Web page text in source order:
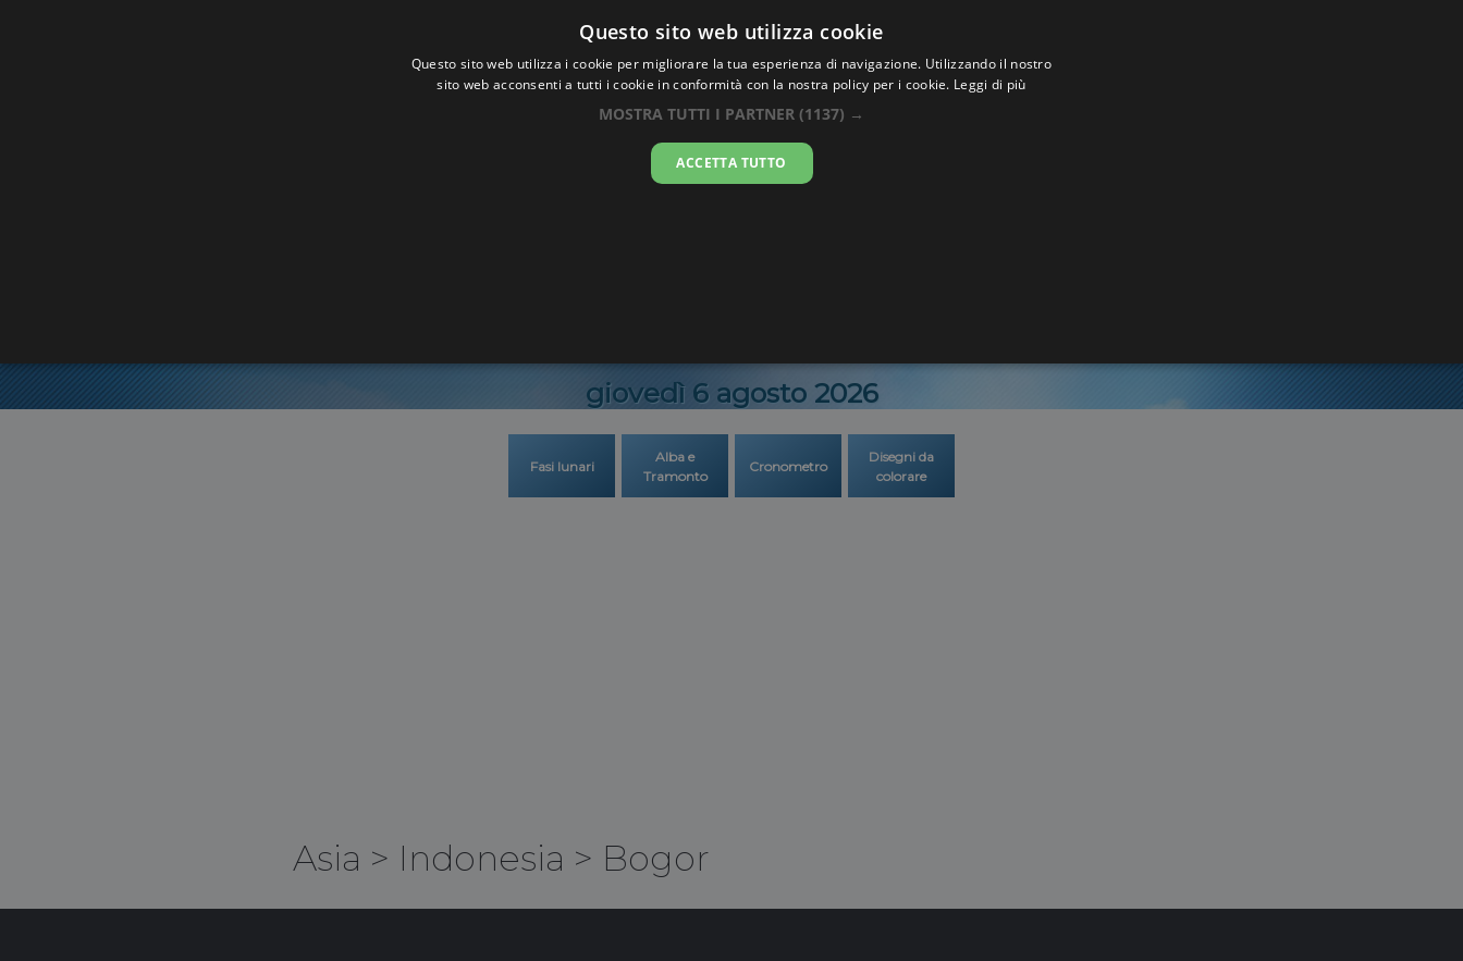
Oraesatta.co
Ora EsattaBogor
giovedì 6 agosto 2026
Fasi lunari
Alba e
Tramonto
Cronometro
Disegni da
colorare
Asia > Indonesia > Bogor
Questo sito web utilizza cookie
Questo sito web utilizza i cookie per migliorare la tua esperienza di navigazione. Utilizzando il nostro
sito web acconsenti a tutti i cookie in conformità con la nostra policy per i cookie. Leggi di più
MOSTRA TUTTI I PARTNER (1137) →
ACCETTA TUTTO